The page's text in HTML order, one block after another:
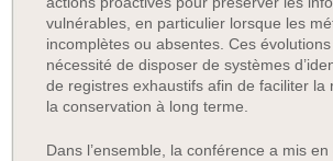
vulnérables, en particulier lorsque les
incomplètes ou absentes. Ces
nécessité de disposer de systèmes
de registres exhaustifs afin de faciliter la
la conservation à long terme.
Dans l’ensemble, la conférence a mis en